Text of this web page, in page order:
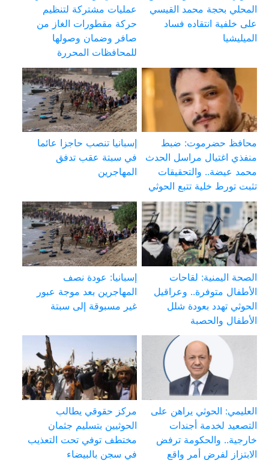
المحلي بحجة محمد القيسي
على خلفية انتقاده فساد
الميليشيا
عمليات مشتركة لتنظيم
حركة مقطورات الغاز من
صافر وضمان وصولها
للمحافظات المحررة
محافظ حضرموت: ضبط
منفذي اغتيال مراسل الحدث
محمد عيضة.. والتحقيقات
تثبت تورط خلية تتبع الحوثي
إسبانيا تنصب حاجزا عائما
في سبتة عقب تدفق
المهاجرين
الصحة اليمنية: لقاحات
الأطفال متوفرة.. وعراقيل
الحوثي تهدد بعودة شلل
الأطفال والحصبة
إسبانيا: عودة نصف
المهاجرين بعد موجة عبور
غير مسبوقة إلى سبتة
العليمي: الحوثي يراهن على
التصعيد لخدمة أجندات
خارجية.. والحكومة ترفض
الابتزاز لفرض أمر واقع
مركز حقوقي يطالب
الحوثيين بتسليم جثمان
مختطف توفي تحت التعذيب
في سجن بالبيضاء